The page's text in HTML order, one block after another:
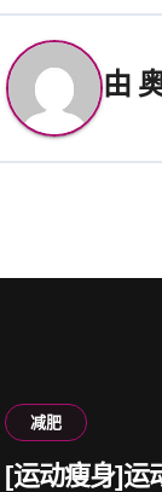
由
减肥
[运动瘦身]运